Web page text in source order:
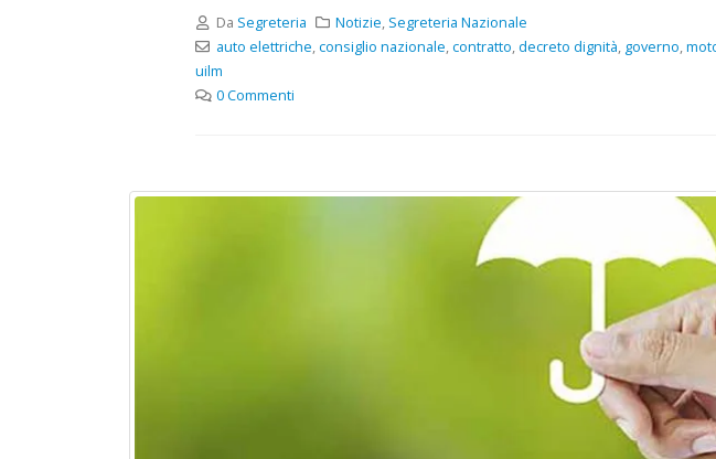
Da Segreteria Notizie, Segreteria Nazionale
auto elettriche,consiglio nazionale,contratto,decreto dignità, governo,
uilm
0 Commenti